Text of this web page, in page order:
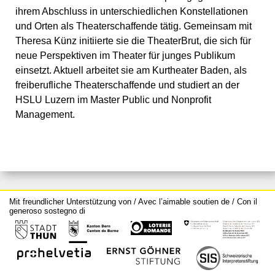
ihrem Abschluss in unterschiedlichen Konstellationen
und Orten als Theaterschaffende tätig. Gemeinsam mit
Theresa Künz initiierte sie die TheaterBrut, die sich für
neue Perspektiven im Theater für junges Publikum
einsetzt. Aktuell arbeitet sie am Kurtheater Baden, als
freiberufliche Theaterschaffende und studiert an der
HSLU Luzern im Master Public und Nonprofit
Management.
Mit freundlicher Unterstützung von / Avec l’aimable soutien de / Con il
generoso sostegno di